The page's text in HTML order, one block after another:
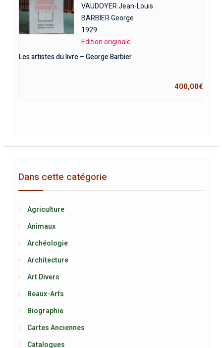
VAUDOYER Jean-Louis
BARBIER George
1929
Edition originale
Les artistes du livre – George Barbier
400,00€
Dans cette catégorie
Agriculture
Animaux
Archéologie
Architecture
Art Divers
Beaux-Arts
Biographie
Cartes Anciennes
Catalogues